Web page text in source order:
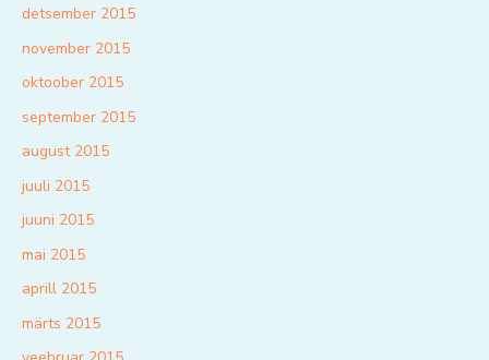
detsember 2015
november 2015
oktoober 2015
september 2015
august 2015
juuli 2015
juuni 2015
mai 2015
aprill 2015
märts 2015